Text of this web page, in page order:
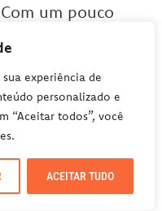
experiência de
personalizado e
“Aceitar todos”, você
ACEITAR TUDO
um pouco
que
um dos
Santa Catarina: